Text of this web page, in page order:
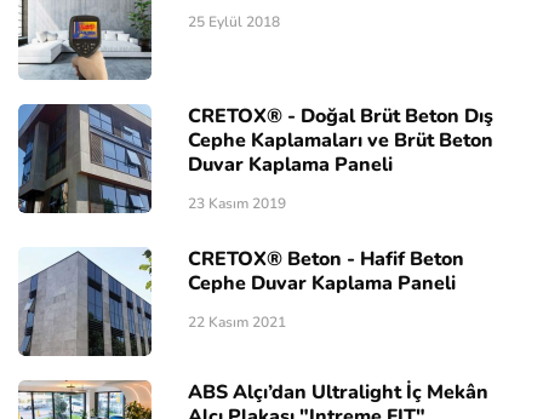
25 Eylül 2018
CRETOX® - Doğal Brüt Beton Dış
Cephe Kaplamaları ve Brüt Beton
Duvar Kaplama Paneli
23 Kasım 2019
CRETOX® Beton - Hafif Beton
Cephe Duvar Kaplama Paneli
22 Kasım 2021
ABS Alçı’dan Ultralight İç Mekân